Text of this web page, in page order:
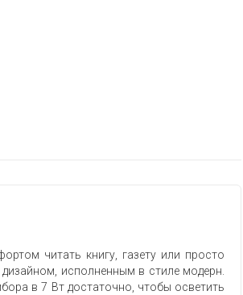
читать книгу, газету или просто
исполненным в стиле модерн.
в 7 Вт достаточно, чтобы осветить